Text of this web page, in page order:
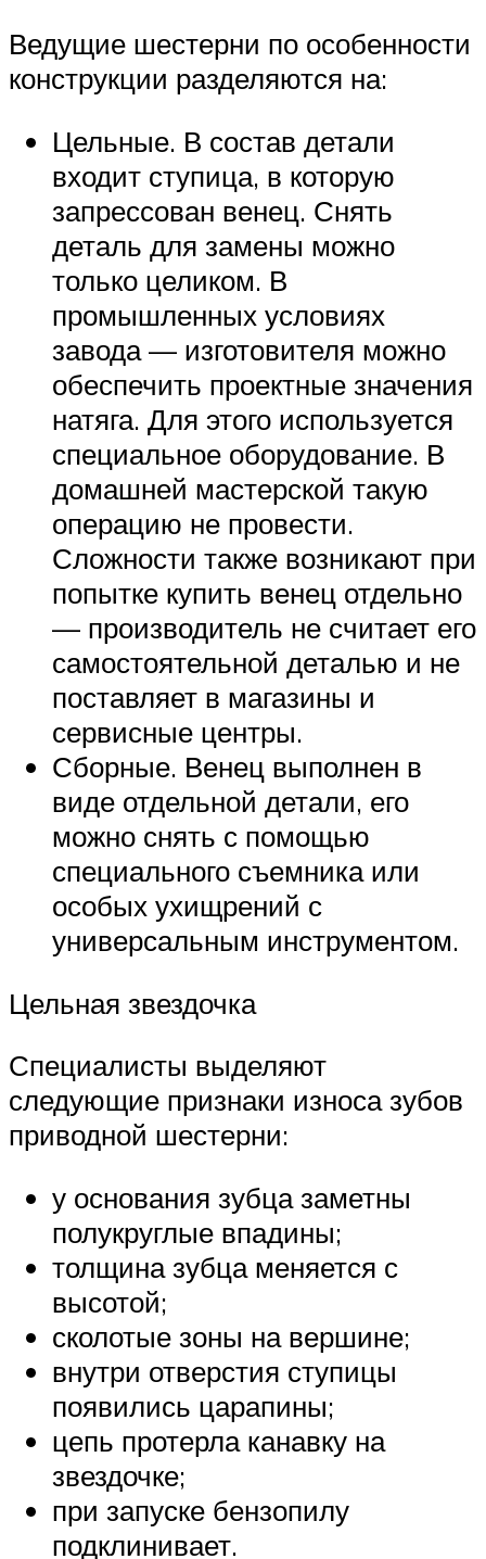
Ведущие шестерни по особенности
конструкции разделяются на:
Цельные. В состав детали
входит ступица, в которую
запрессован венец. Снять
деталь для замены можно
только целиком. В
промышленных условиях
завода — изготовителя можно
обеспечить проектные значения
натяга. Для этого используется
специальное оборудование. В
домашней мастерской такую
операцию не провести.
Сложности также возникают при
попытке купить венец отдельно
— производитель не считает его
самостоятельной деталью и не
поставляет в магазины и
сервисные центры.
Сборные. Венец выполнен в
виде отдельной детали, его
можно снять с помощью
специального съемника или
особых ухищрений с
универсальным инструментом.
Цельная звездочка
Специалисты выделяют
следующие признаки износа зубов
приводной шестерни:
у основания зубца заметны
полукруглые впадины;
толщина зубца меняется с
высотой;
сколотые зоны на вершине;
внутри отверстия ступицы
появились царапины;
цепь протерла канавку на
звездочке;
при запуске бензопилу
подклинивает.